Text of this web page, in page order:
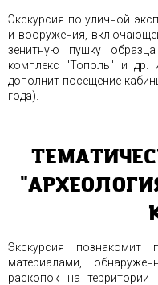
Экскурсия по уличной
и вооружения,
зенитную пушку
комплекс "Тополь" и др.
дополнит посещение
года).
Экскурсия познакомит
материалами,
раскопок на территории